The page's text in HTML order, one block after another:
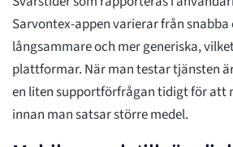
Sarvontex-appen varierar från
långsammare och mer generiska,
plattformar. När man testar tjänsten
en liten supportförfrågan tidigt för att
innan man satsar större medel.